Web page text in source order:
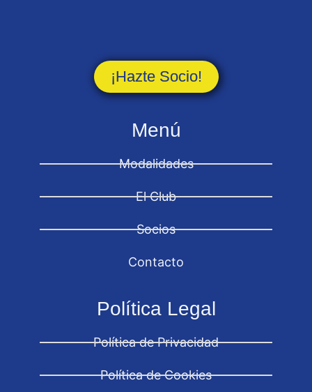
¡Hazte Socio!
Menú
Modalidades
El Club
Socios
Contacto
Política Legal
Política de Privacidad
Política de Cookies